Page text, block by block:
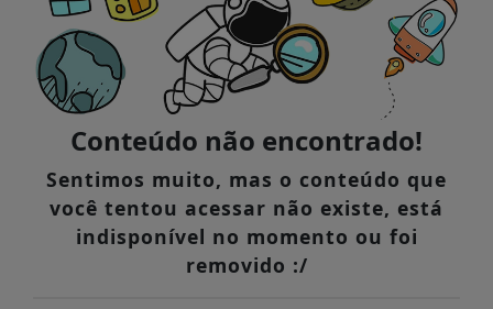
Conteúdo não encontrado!
Sentimos muito, mas o conteúdo que
você tentou acessar não existe, está
indisponível no momento ou foi
removido :/